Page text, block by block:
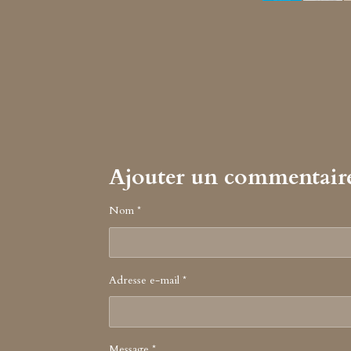
Ajouter un
Nom *
Adresse e-mail *